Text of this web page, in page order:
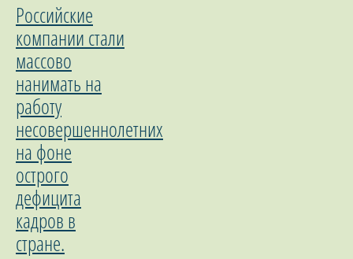
Российские
компании стали
массово
нанимать на
работу
несовершеннолетних
на фоне
острого
дефицита
кадров в
стране.